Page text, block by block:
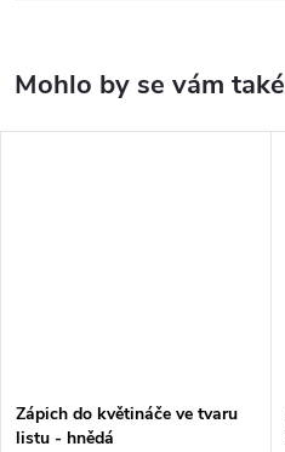
Zápich do květináče ve tvaru
listu - hnědá